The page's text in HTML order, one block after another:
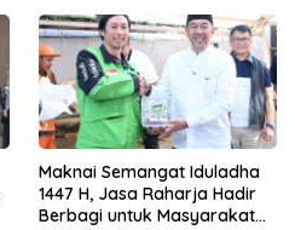
Maknai Semangat Iduladha
1447 H, Jasa Raharja Hadir
Berbagi untuk Masyarakat